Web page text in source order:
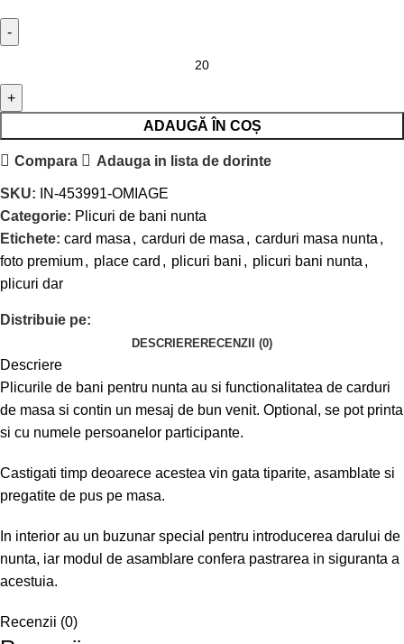
ADAUGĂ ÎN COȘ
Compara Adauga in lista de dorinte
SKU:
IN-453991-OMIAGE
Categorie: Plicuri de bani nunta
Etichete: card masa , carduri de masa , carduri masa nunta ,
foto premium, place card , plicuri bani , plicuri bani nunta ,
plicuri dar
Distribuie pe:
DESCRIERERECENZII (0)
Descriere
Plicurile de bani pentru nunta au si functionalitatea de carduri
de masa si contin un mesaj de bun venit. Optional, se pot printa
si cu numele persoanelor participante.
Castigati timp deoarece acestea vin gata tiparite, asamblate si
pregatite de pus pe masa.
In interior au un buzunar special pentru introducerea darului de
nunta, iar modul de asamblare confera pastrarea in siguranta a
acestuia.
Recenzii (0)